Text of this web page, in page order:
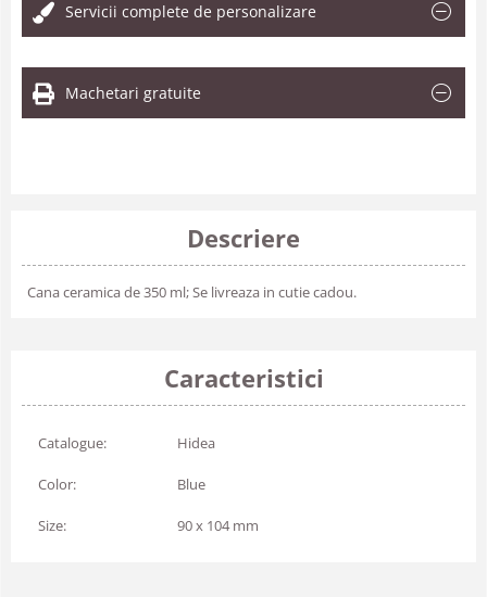
Servicii complete de personalizare
Machetari gratuite
Descriere
Cana ceramica de 350 ml; Se livreaza in cutie cadou.
Caracteristici
Catalogue: Hidea
Color: Blue
Size: 90 x 104 mm